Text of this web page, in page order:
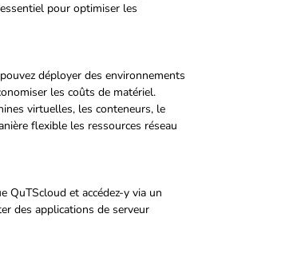
pour optimiser les
déployer des environnements
les coûts de matériel.
virtuelles, les conteneurs, le
flexible les ressources réseau
et accédez-y via un
des applications de serveur